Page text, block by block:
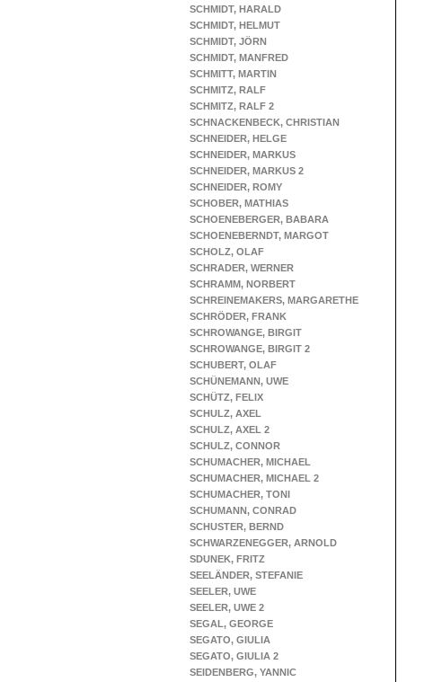
SCHMIDT, HARALD
SCHMIDT, HELMUT
SCHMIDT, JÖRN
SCHMIDT, MANFRED
SCHMITT, MARTIN
SCHMITZ, RALF
SCHMITZ, RALF 2
SCHNACKENBECK, CHRISTIAN
SCHNEIDER, HELGE
SCHNEIDER, MARKUS
SCHNEIDER, MARKUS 2
SCHNEIDER, ROMY
SCHOBER, MATHIAS
SCHOENEBERGER, BABARA
SCHOENEBERNDT, MARGOT
SCHOLZ, OLAF
SCHRADER, WERNER
SCHRAMM, NORBERT
SCHREINEMAKERS, MARGARETHE
SCHRÖDER, FRANK
SCHROWANGE, BIRGIT
SCHROWANGE, BIRGIT 2
SCHUBERT, OLAF
SCHÜNEMANN, UWE
SCHÜTZ, FELIX
SCHULZ, AXEL
SCHULZ, AXEL 2
SCHULZ, CONNOR
SCHUMACHER, MICHAEL
SCHUMACHER, MICHAEL 2
SCHUMACHER, TONI
SCHUMANN, CONRAD
SCHUSTER, BERND
SCHWARZENEGGER, ARNOLD
SDUNEK, FRITZ
SEELÄNDER, STEFANIE
SEELER, UWE
SEELER, UWE 2
SEGAL, GEORGE
SEGATO, GIULIA
SEGATO, GIULIA 2
SEIDENBERG, YANNIC